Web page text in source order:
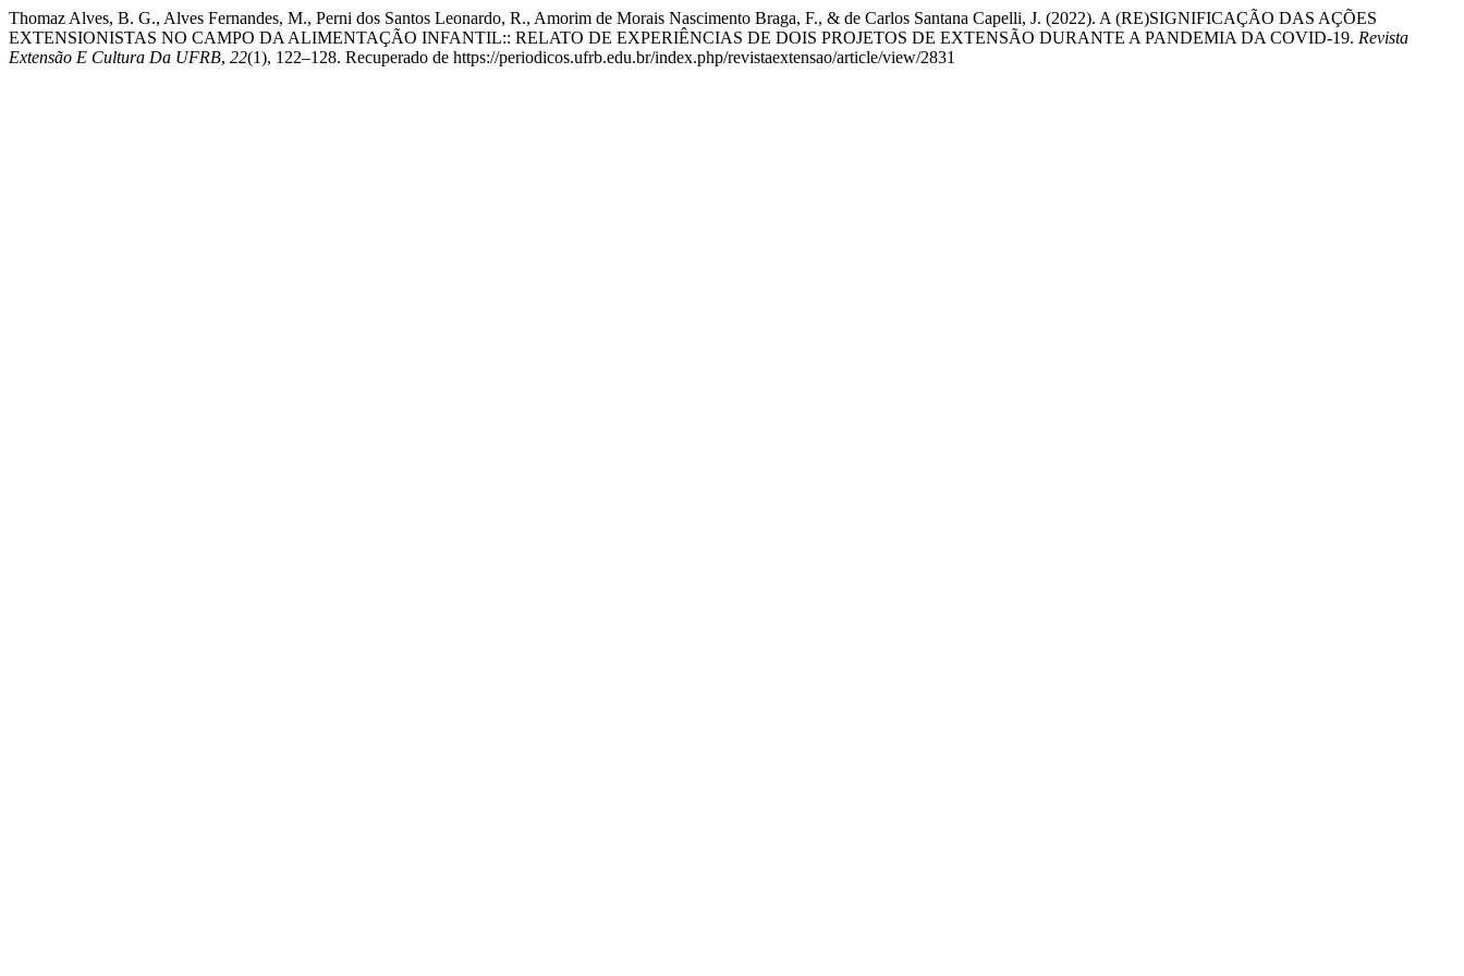
Thomaz Alves, B. G., Alves Fernandes, M., Perni dos Santos Leonardo, R., Amorim de Morais Nascimento Braga, F., & de Carlos Santana Capelli, J. (2022). A (RE)SIGNIFICAÇÃO DAS AÇÕES
EXTENSIONISTAS NO CAMPO DA ALIMENTAÇÃO INFANTIL:: RELATO DE EXPERIÊNCIAS DE DOIS PROJETOS DE EXTENSÃO DURANTE A PANDEMIA DA COVID-19. Revista
Extensão E Cultura Da UFRB, 22(1), 122–128. Recuperado de https://periodicos.ufrb.edu.br/index.php/revistaextensao/article/view/2831